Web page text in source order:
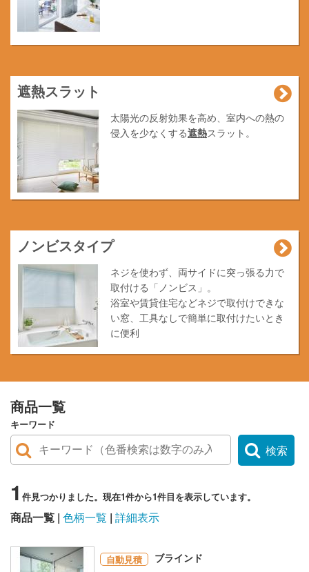
遮熱スラット
太陽光の反射効果を高め、室内への熱の
侵入を少なくする遮熱スラット。
ノンビスタイプ
ネジを使わず、両サイドに突っ張る力で
取付ける「ノンビス」。
浴室や賃貸住宅などネジで取付けできな
い窓、工具なしで簡単に取付けたいとき
に便利
商品一覧
キーワード
検索
1 件見つかりました。現在1件から1件目を表示しています。
商品一覧 色柄一覧 詳細表示
自動見積 ブラインド